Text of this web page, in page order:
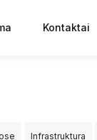
Kontaktai
Infrastruktura